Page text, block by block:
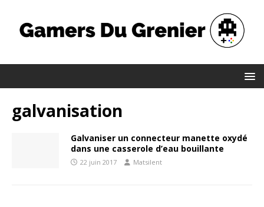
galvanisation
Galvaniser un connecteur manette oxydé
dans une casserole d’eau bouillante
22 juin 2017 Matsilent